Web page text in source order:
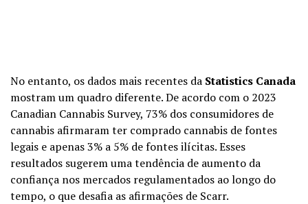
No entanto, os dados mais recentes da Statistics Canada
mostram um quadro diferente. De acordo com o 2023
Canadian Cannabis Survey, 73% dos consumidores de
cannabis afirmaram ter comprado cannabis de fontes
legais e apenas 3% a 5% de fontes ilícitas. Esses
resultados sugerem uma tendência de aumento da
confiança nos mercados regulamentados ao longo do
tempo, o que desafia as afirmações de Scarr.